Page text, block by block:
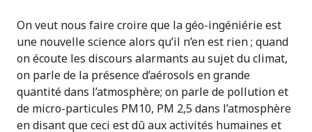
On veut nous faire croire que la géo-ingéniérie est
une nouvelle science alors qu’il n’en est rien ; quand
on écoute les discours alarmants au sujet du climat,
on parle de la présence d’aérosols en grande
quantité dans l’atmosphère; on parle de pollution et
de micro-particules PM10, PM 2,5 dans l’atmosphère
en disant que ceci est dû aux activités humaines et